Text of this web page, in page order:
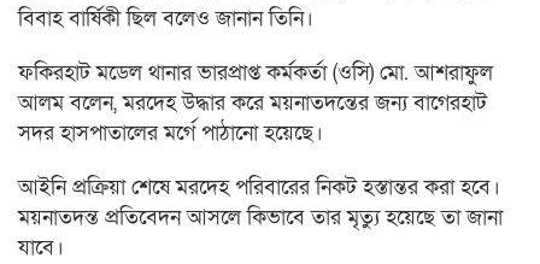
বিবাহ বার্ষিকী ছিল বলেও জানান তিনি।
ফকিরহাট মডেল থানার ভারপ্রাপ্ত কর্মকর্তা (ওসি) মো. আশরাফুল
আলম বলেন, মরদেহ উদ্ধার করে ময়নাতদন্তের জন্য বাগেরহাট
সদর হাসপাতালের মর্গে পাঠানো হয়েছে।
আইনি প্রক্রিয়া শেষে মরদেহ পরিবারের নিকট হস্তান্তর করা হবে।
ময়নাতদন্ত প্রতিবেদন আসলে কিভাবে তার মৃত্যু হয়েছে তা জানা
যাবে।